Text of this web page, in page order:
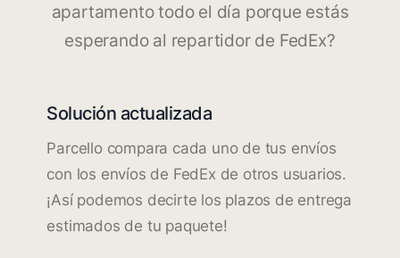
apartamento todo el día porque estás
esperando al repartidor de FedEx?
Solución actualizada
Parcello compara cada uno de tus envíos
con los envíos de FedEx de otros usuarios.
¡Así podemos decirte los plazos de entrega
estimados de tu paquete!